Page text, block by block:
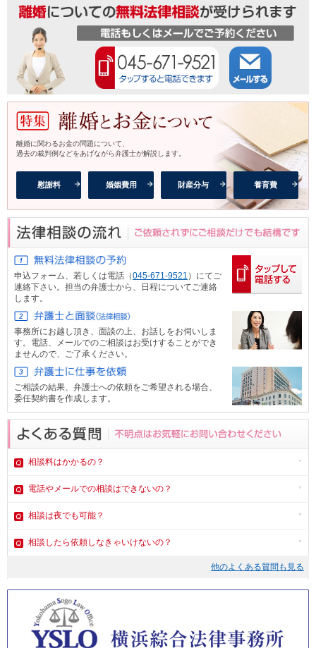
離婚に関わるお金の問題について、
過去の裁判例などをあげながら弁護士が解説します。
慰謝料 婚姻費用 財産分与 養育費
申込フォーム、 若しくは電話（045-671-9521 ）にてご
連絡下さい。担当の弁護士から、日程についてご連絡
します。
事務所にお越し頂き、面談の上、お話しをお伺いしま
す。電話、メールでのご相談はお受けすることができ
ませんので、ご了承ください。
ご相談の結果、弁護士への依頼をご希望される場合、
委任契約書を作成します。
相談料はかかるの？
電話やメールでの相談はできないの？
相談は夜でも可能？
相談したら依頼しなきゃいけないの？
他のよくある質問も見る